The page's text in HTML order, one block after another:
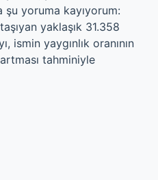
şu yoruma kayıyorum:
yaklaşık 31.358
ismin yaygınlık oranının
tahminiyle